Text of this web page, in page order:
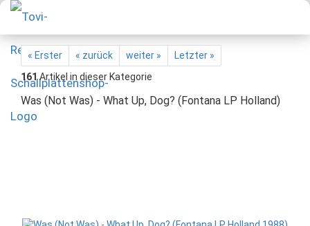
« Erster « zurück weiter »
Letzter »
161Artikel in dieser Kategorie
Was (Not Was) - What Up, Dog? (Fontana LP Holland)